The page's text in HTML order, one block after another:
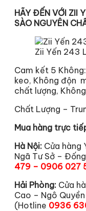
HÃY ĐẾN VỚI ZII
SÀO NGUYÊN
Zii Yến 243
Cam kết 5
keo, Không độn
chất lượng,
Chất Lượng –
Mua hàng trực
Hà Nội: Cửa hàng
Ngã Tư Sở –
479 – 0906 027
Hải Phòng: Cửa
Cao – Ngô
(Hotline 0936